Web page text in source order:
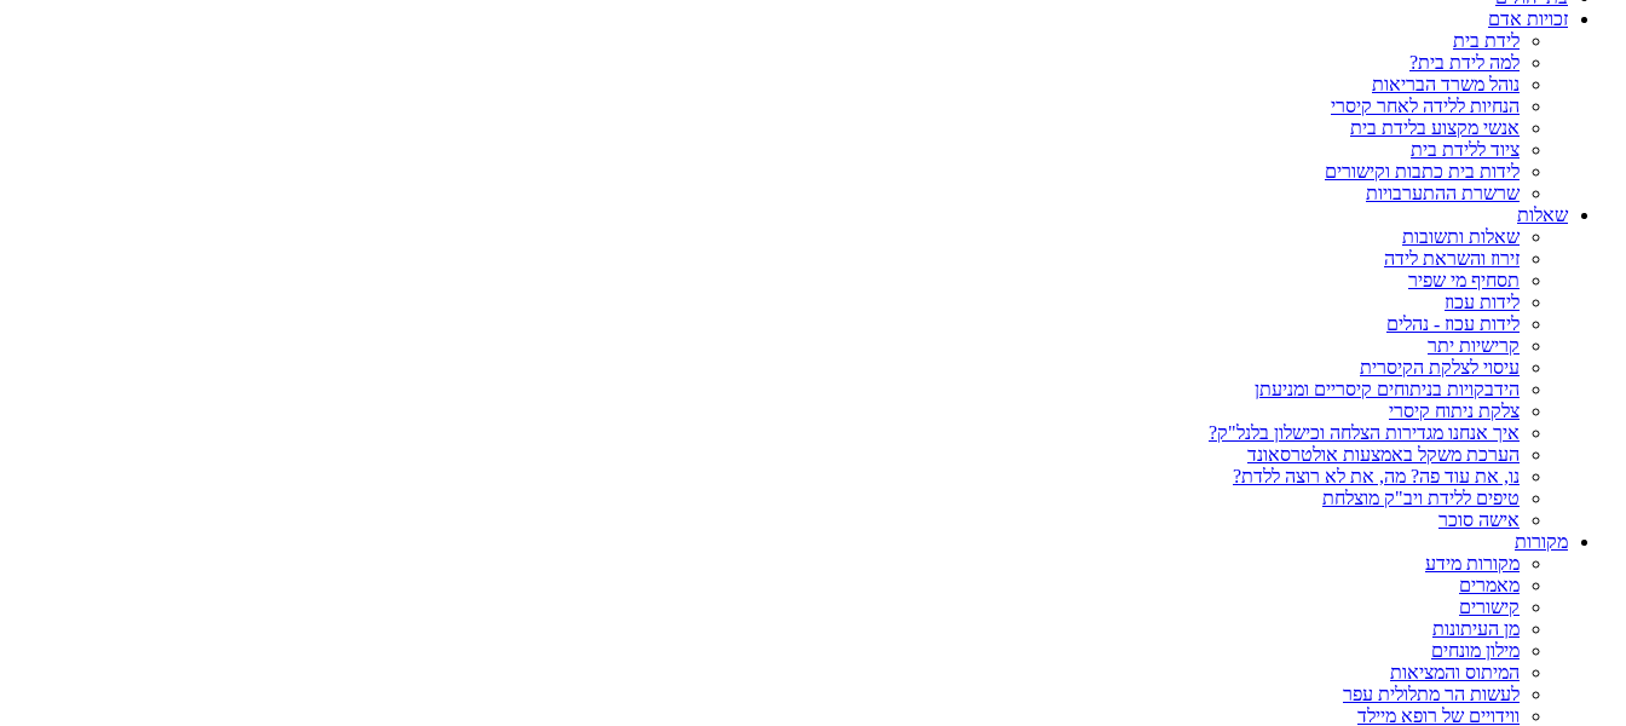
זכויות אדם
לידת בית
למה לידת בית?
נוהל משרד הבריאות
הנחיות ללידה לאחר קיסרי
אנשי מקצוע בלידת בית
ציוד ללידת בית
לידות בית כתבות וקישורים
שרשרת ההתערבויות
שאלות
שאלות ותשובות
זירוז והשראת לידה
תסחיף מי שפיר
לידות עכוז
לידות עכוז - נהלים
קרישיות יתר
עיסוי לצלקת הקיסרית
הידבקויות בניתוחים קיסריים ומניעתן
צלקת ניתוח קיסרי
איך אנחנו מגדירות הצלחה וכישלון בלנל"ק?
הערכת משקל באמצעות אולטרסאונד
נו, את עוד פה? מה, את לא רוצה ללדת?
טיפים ללידת ויב"ק מוצלחת
אישה סוכר
מקורות
מקורות מידע
מאמרים
קישורים
מן העיתונות
מילון מונחים
המיתוס והמציאות
לעשות הר מתלולית עפר
ווידויים של רופא מיילד